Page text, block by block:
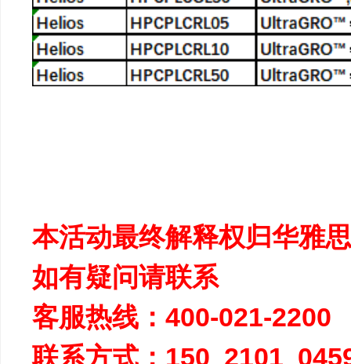
本活动最终解释权归华雅
如有疑问请联系
客服热线：400-021-
联系方式：150 2101